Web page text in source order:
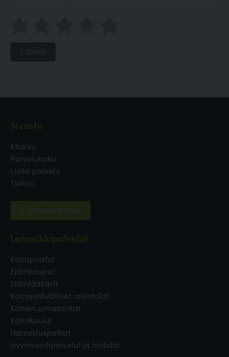
Etusivu
Palveluhaku
Lisää palvelu
Tietoa
Evästeasetukset
Koirapuistot
Eläinkaupat
Eläinlääkärit
Koiraystävälliset ravintolat
Koirien uimapaikat
Koirakoulut
Harrastuspaikat
Hyvinvointipalvelut ja hoitolat